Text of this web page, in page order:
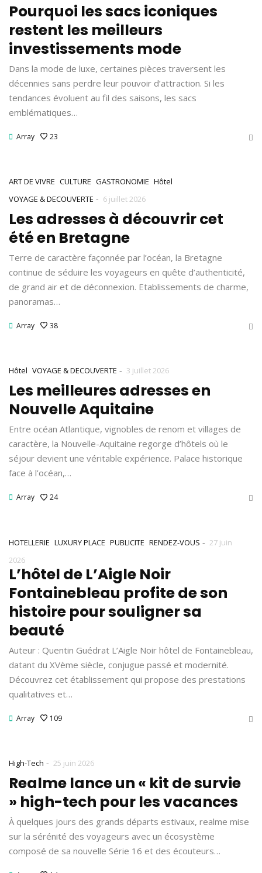
Pourquoi les sacs iconiques
restent les meilleurs
investissements mode
Dans la mode de luxe, certaines pièces traversent les
décennies sans perdre leur pouvoir d’attraction. Si les
tendances évoluent au fil des saisons, les sacs
emblématiques…
Array 23
ART DE VIVRE CULTURE GASTRONOMIE Hôtel
VOYAGE & DECOUVERTE - 6 juillet 2026
Les adresses à découvrir cet
été en Bretagne
Terre de caractère façonnée par l’océan, la Bretagne
continue de séduire les voyageurs en quête d’authenticité,
de grand air et de déconnexion. Etablissements de charme,
panoramas…
Array 38
Hôtel VOYAGE & DECOUVERTE - 3 juillet 2026
Les meilleures adresses en
Nouvelle Aquitaine
Entre océan Atlantique, vignobles de renom et villages de
caractère, la Nouvelle-Aquitaine regorge d’hôtels où le
séjour devient une véritable expérience. Palace historique
face à l’océan,…
Array 24
HOTELLERIE LUXURY PLACE PUBLICITE RENDEZ-VOUS - 27 juin
2026
L’hôtel de L’Aigle Noir
Fontainebleau profite de son
histoire pour souligner sa
beauté
Auteur : Quentin Guédrat L’Aigle Noir hôtel de Fontainebleau,
datant du XVème siècle, conjugue passé et modernité.
Découvrez cet établissement qui propose des prestations
qualitatives et…
Array 109
High-Tech - 25 juin 2026
Realme lance un « kit de survie
» high-tech pour les vacances
À quelques jours des grands départs estivaux, realme mise
sur la sérénité des voyageurs avec un écosystème
composé de sa nouvelle Série 16 et des écouteurs…